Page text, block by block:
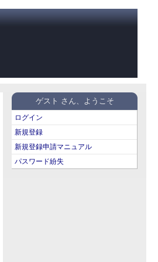
ゲスト さん、ようこそ
ログイン
新規登録
新規登録申請マニュアル
パスワード紛失